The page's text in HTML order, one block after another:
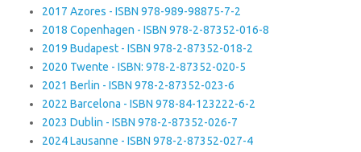
2017 Azores - ISBN 978-989-98875-7-2
2018 Copenhagen - ISBN 978-2-87352-016-8
2019 Budapest - ISBN 978-2-87352-018-2
2020 Twente - ISBN: 978-2-87352-020-5
2021 Berlin - ISBN 978-2-87352-023-6
2022 Barcelona - ISBN 978-84-123222-6-2
2023 Dublin - ISBN 978-2-87352-026-7
2024 Lausanne - ISBN 978-2-87352-027-4